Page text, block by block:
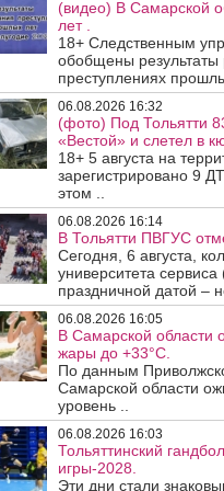
(видео) В Самарской
лет .
18+ Следственным
обобщены результаты
преступлениях
06.08.2026 16:32
(фото) Под Тольятти
«Вестой» и слетел в
18+ 5 августа на
зарегистрировано 9
этом ..
06.08.2026 16:14
В Тольятти ПВГУС
Сегодня, 6 августа,
университета
праздничной датой –
06.08.2026 16:05
В Самарской области
жары до +33°C.
По данным
Самарской области
уровень ..
06.08.2026 16:03
Тольяттинский
игры-2028.
Эти дни стали